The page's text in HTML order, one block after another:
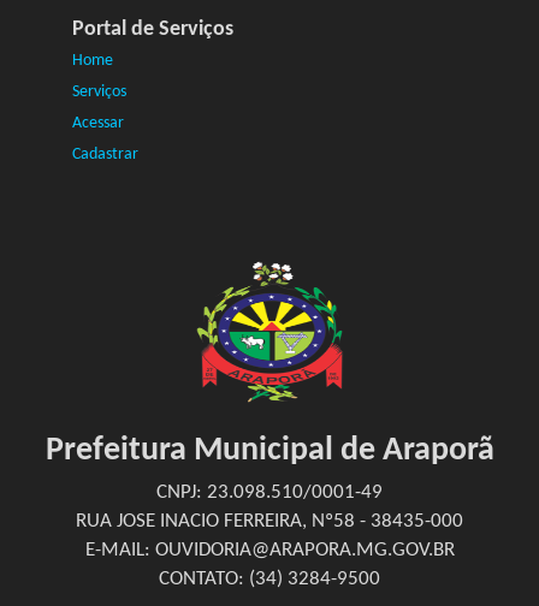
Portal de Serviços
Home
Serviços
Acessar
Cadastrar
Prefeitura Municipal de Araporã
CNPJ: 23.098.510/0001-49
RUA JOSE INACIO FERREIRA, Nº58 - 38435-000
E-MAIL: OUVIDORIA@ARAPORA.MG.GOV.BR
CONTATO: (34) 3284-9500